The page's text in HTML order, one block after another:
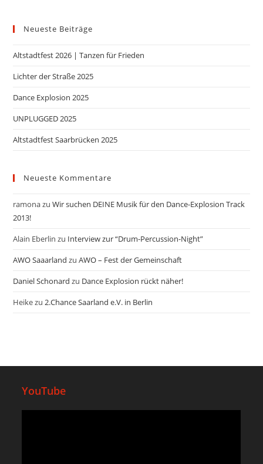
Neueste Beiträge
Altstadtfest 2026 | Tanzen für Frieden
Lichter der Straße 2025
Dance Explosion 2025
UNPLUGGED 2025
Altstadtfest Saarbrücken 2025
Neueste Kommentare
ramonazuWir suchen DEINE Musik für den Dance-Explosion Track
2013!
Alain Eberlin zu Interview zur “Drum-Percussion-Night”
AWO Saaarland zuAWO – Fest der Gemeinschaft
Daniel Schonard zu Dance Explosion rückt näher!
Heikezu2.Chance Saarland e.V. in Berlin
YouTube